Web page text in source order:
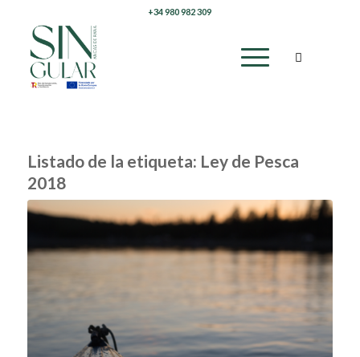
+34 980 982 309
Listado de la etiqueta: Ley de Pesca
2018